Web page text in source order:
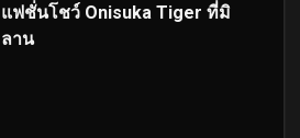
แฟชั่นโชว์ Onisuka Tiger ที่มิ
ลาน